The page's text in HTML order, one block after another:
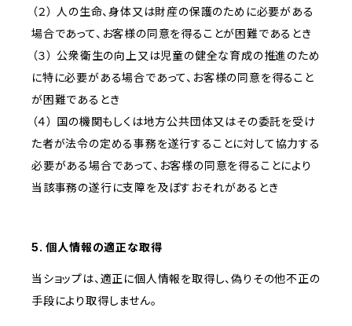
（２） 人の生命、身体又は財産の保護のために必要がある
場合であって、お客様の同意を得ることが困難であるとき
（３） 公衆衛生の向上又は児童の健全な育成の推進のため
に特に必要がある場合であって、お客様の同意を得ること
が困難であるとき
（４） 国の機関もしくは地方公共団体又はその委託を受け
た者が法令の定める事務を遂行することに対して協力する
必要がある場合であって、お客様の同意を得ることにより
当該事務の遂行に支障を及ぼすおそれがあるとき
5. 個人情報の適正な取得
当ショップは、適正に個人情報を取得し、偽りその他不正の
手段により取得しません。